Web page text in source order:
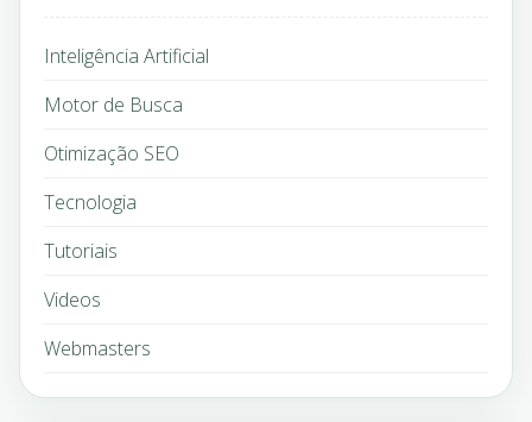
Inteligência Artificial
Motor de Busca
Otimização SEO
Tecnologia
Tutoriais
Videos
Webmasters